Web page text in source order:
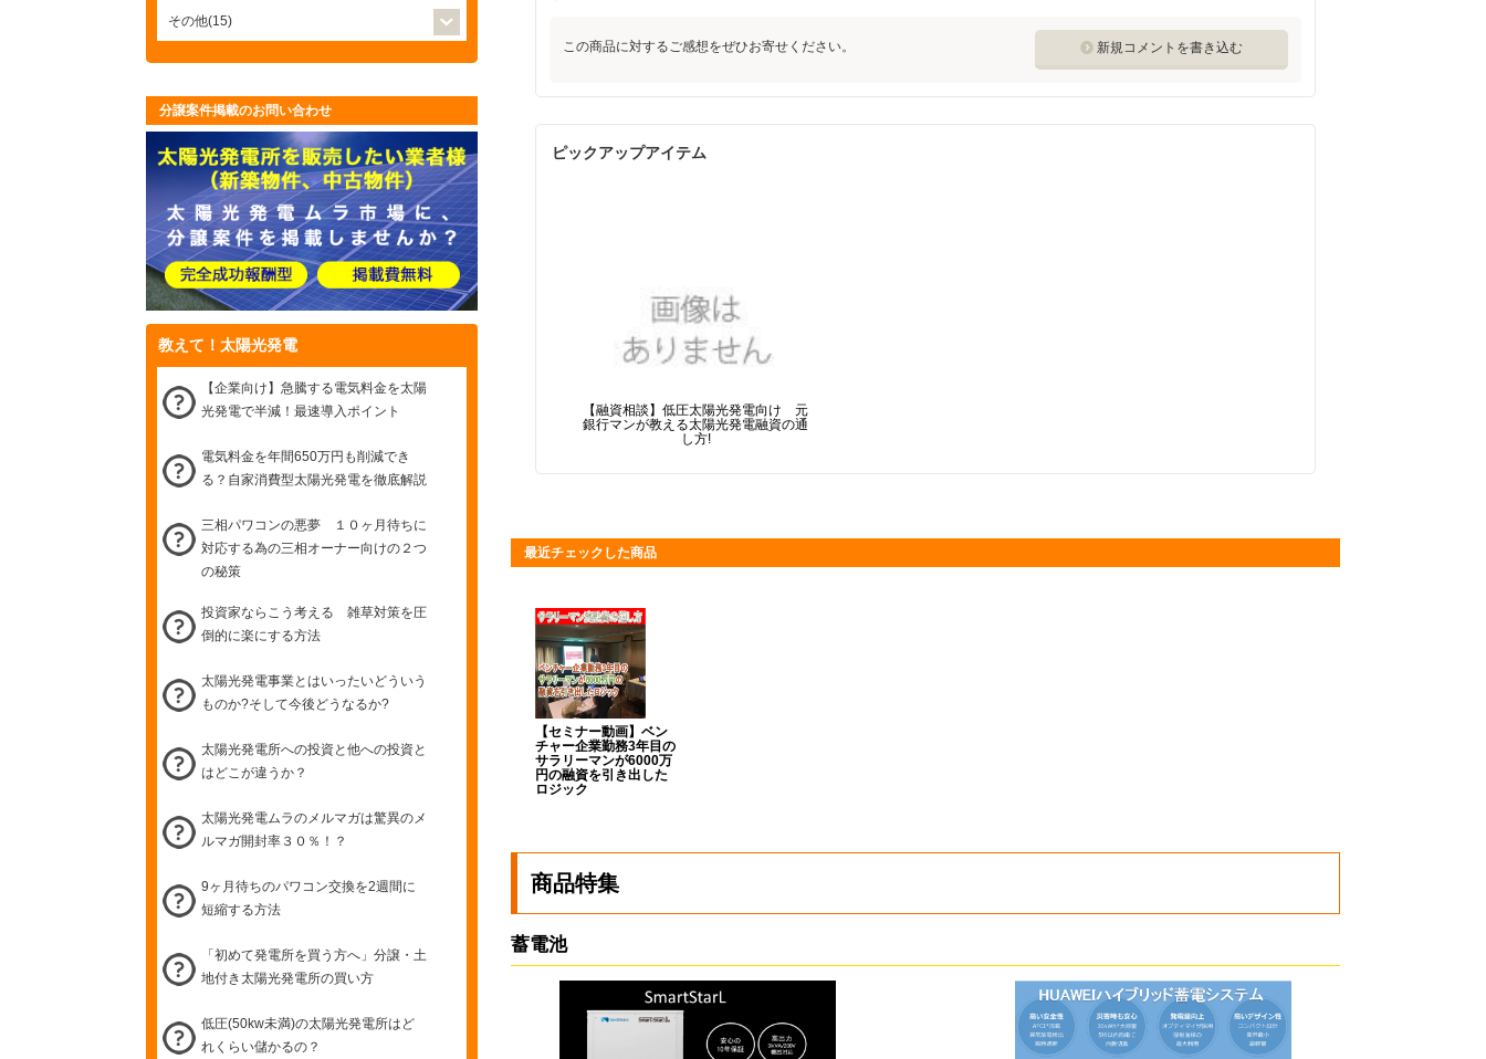
この商品に対するご感想をぜひお寄せください。 新規コメントを書き込む
ピックアップアイテム
【融資相談】低圧太陽光発電向け 元
銀行マンが教える太陽光発電融資の通
し方!
最近チェックした商品
【セミナー動画】ベン
チャー企業勤務3年目の
サラリーマンが6000万
円の融資を引き出した
ロジック
商品特集
蓄電池
その他(15)
分譲案件掲載のお問い合わせ
教えて！太陽光発電
【企業向け】急騰する電気料金を太陽
光発電で半減！最速導入ポイント
電気料金を年間650万円も削減でき
る？自家消費型太陽光発電を徹底解説
三相パワコンの悪夢 １０ヶ月待ちに
対応する為の三相オーナー向けの２つ
の秘策
投資家ならこう考える 雑草対策を圧
倒的に楽にする方法
太陽光発電事業とはいったいどういう
ものか?そして今後どうなるか?
太陽光発電所への投資と他への投資と
はどこが違うか？
太陽光発電ムラのメルマガは驚異のメ
ルマガ開封率３０％！？
9ヶ月待ちのパワコン交換を2週間に
短縮する方法
「初めて発電所を買う方へ」分譲・土
地付き太陽光発電所の買い方
低圧(50kw未満)の太陽光発電所はど
れくらい儲かるの？